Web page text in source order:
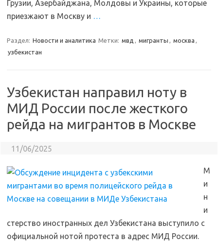
Грузии, Азербайджана, Молдовы и Украины, которые
приезжают в Москву и …
Раздел: Новости и аналитика Метки: мвд , мигранты , москва ,
узбекистан
Узбекистан направил ноту в
МИД России после жесткого
рейда на мигрантов в Москве
11/06/2025
М
и
н
и
стерство иностранных дел Узбекистана выступило с
официальной нотой протеста в адрес МИД России.